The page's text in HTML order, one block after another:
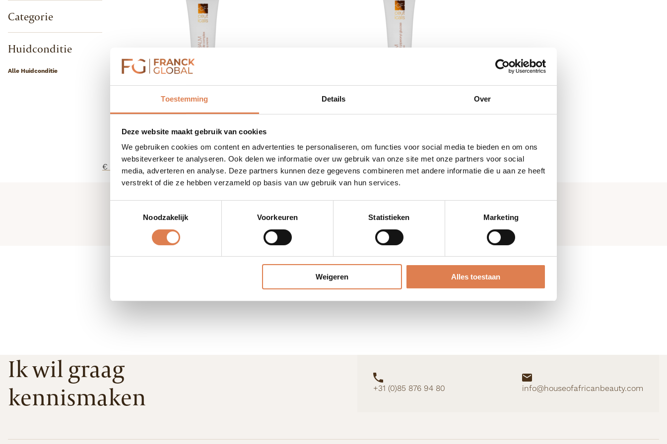
Toestemming Details Over
Deze website maakt gebruik van cookies
We gebruiken cookies om content en advertenties te personaliseren, om functies voor social media te bieden en om ons
websiteverkeer te analyseren. Ook delen we informatie over uw gebruik van onze site met onze partners voor social
media, adverteren en analyse. Deze partners kunnen deze gegevens combineren met andere informatie die u aan ze heeft
verstrekt of die ze hebben verzameld op basis van uw gebruik van hun services.
Noodzakelijk
Voorkeuren Statistieken Marketing
Weigeren Alles toestaan
Categorie
Huidconditie
Alle Huidconditie
€ 75,00 -
CF
Ceuticals
+ € 75,00 -
CF
Ceuticals
aantal
+
Ik wil graag
kennismaken
+31 (0)85 876 94 80 info@houseofafricanbeauty.com